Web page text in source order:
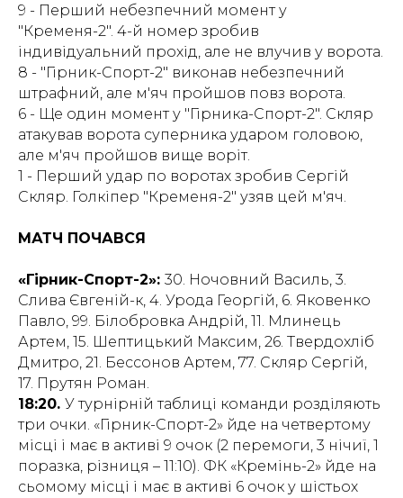
9 - Перший небезпечний момент у
"Кременя-2". 4-й номер зробив
індивідуальний прохід, але не влучив у ворота.
8 - "Гірник-Спорт-2" виконав небезпечний
штрафний, але м'яч пройшов повз ворота.
6 - Ще один момент у "Гірника-Спорт-2". Скляр
атакував ворота суперника ударом головою,
але м'яч пройшов вище воріт.
1 - Перший удар по воротах зробив Сергій
Скляр. Голкіпер "Кременя-2" узяв цей м'яч.
МАТЧ ПОЧАВСЯ
«Гірник-Спорт-2»: 30. Ночовний Василь, 3.
Слива Євгеній-к, 4. Урода Георгій, 6. Яковенко
Павло, 99. Білобровка Андрій, 11. Млинець
Артем, 15. Шептицький Максим, 26. Твердохліб
Дмитро, 21. Бессонов Артем, 77. Скляр Сергій,
17. Прутян Роман.
18:20. У турнірній таблиці команди розділяють
три очки. «Гірник-Спорт-2» йде на четвертому
місці і має в активі 9 очок (2 перемоги, 3 нічиї, 1
поразка, різниця – 11:10). ФК «Кремінь-2» йде на
сьомому місці і має в активі 6 очок у шістьох